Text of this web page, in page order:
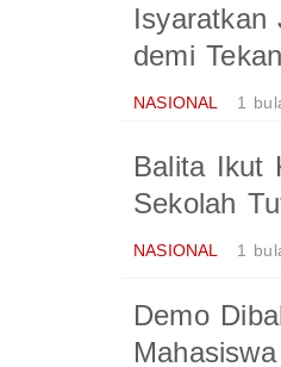
Isyaratkan
demi
NASIONAL 1
Balita Ikut
Sekolah
NASIONAL 1
Demo